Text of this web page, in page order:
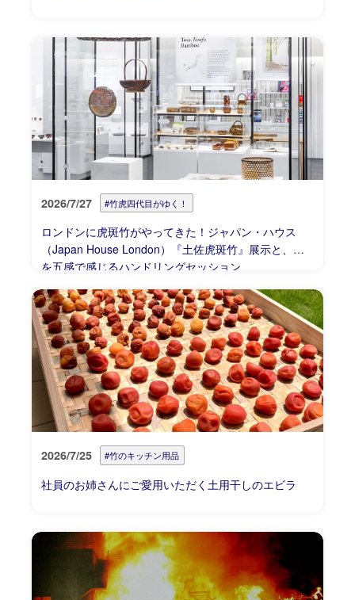
2026/7/27 #竹虎四代目がゆく！
ロンドンに虎斑竹がやってきた！ジャパン・ハウス
（Japan House London）『土佐虎斑竹』展示と、竹
を五感で感じるハンドリングセッション
2026/7/25 #竹のキッチン用品
社員のお姉さんにご愛用いただく土用干しのエビラ